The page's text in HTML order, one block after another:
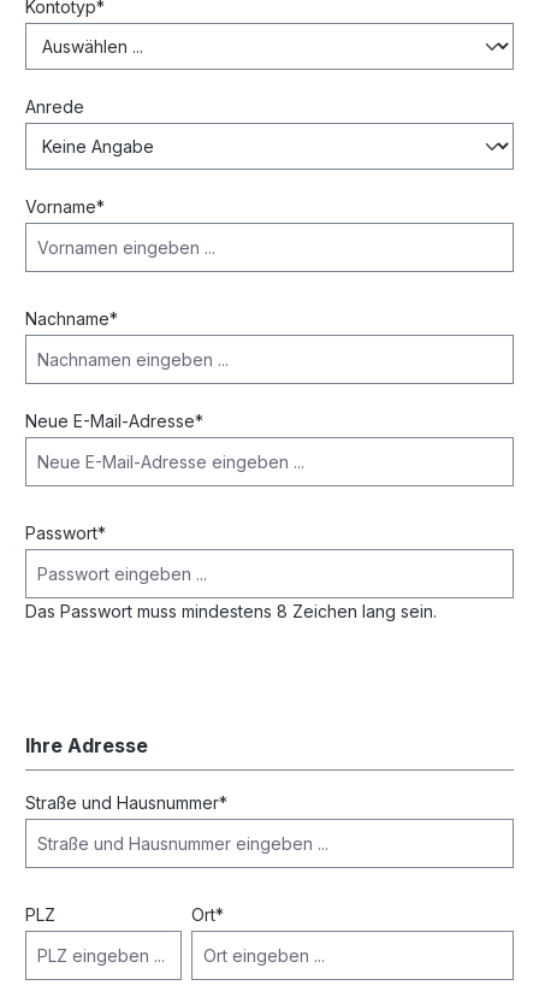
Persönliche Informationen
Kontotyp*
Anrede
Vorname*
Nachname*
Neue E-Mail-Adresse*
Passwort*
Das Passwort muss mindestens 8 Zeichen lang sein.
Ihre Adresse
Straße und Hausnummer*
PLZ Ort*